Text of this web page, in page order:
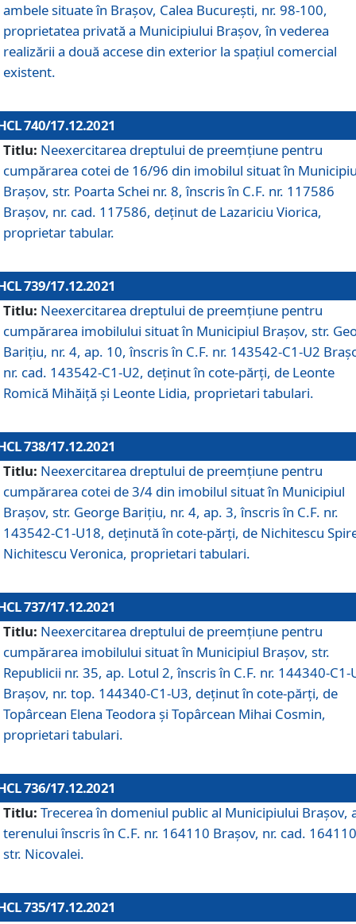
ambele situate în Brașov, Calea București, nr. 98-100,
proprietatea privată a Municipiului Brașov, în vederea
realizării a două accese din exterior la spațiul comercial
existent.
740/17.12.2021
Titlu: Neexercitarea dreptului de preemţiune pentru
cumpărarea cotei de 16/96 din imobilul situat în
Braşov, str. Poarta Schei nr. 8, înscris în C.F. nr. 117586
Brașov, nr. cad. 117586, deținut de Lazariciu Viorica,
proprietar tabular.
739/17.12.2021
Titlu: Neexercitarea dreptului de preemţiune pentru
cumpărarea imobilului situat în Municipiul Braşov, str.
Barițiu, nr. 4, ap. 10, înscris în C.F. nr. 143542-C1-U2
nr. cad. 143542-C1-U2, deținut în cote-părți, de Leonte
Romică Mihăiță și Leonte Lidia, proprietari tabulari.
738/17.12.2021
Titlu: Neexercitarea dreptului de preemţiune pentru
cumpărarea cotei de 3/4 din imobilul situat în Municipiul
Braşov, str. George Barițiu, nr. 4, ap. 3, înscris în C.F. nr.
143542-C1-U18, deținută în cote-părți, de Nichitescu
Nichitescu Veronica, proprietari tabulari.
737/17.12.2021
Titlu: Neexercitarea dreptului de preemţiune pentru
cumpărarea imobilului situat în Municipiul Braşov, str.
Republicii nr. 35, ap. Lotul 2, înscris în C.F. nr. 144340-C1-
Brașov, nr. top. 144340-C1-U3, deținut în cote-părți, de
Topârcean Elena Teodora și Topârcean Mihai Cosmin,
proprietari tabulari.
736/17.12.2021
Titlu: Trecerea în domeniul public al Municipiului Braşov,
terenului înscris în C.F. nr. 164110 Brașov, nr. cad.
str. Nicovalei.
735/17.12.2021